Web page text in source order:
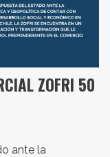
ZOFRI 50
ante la